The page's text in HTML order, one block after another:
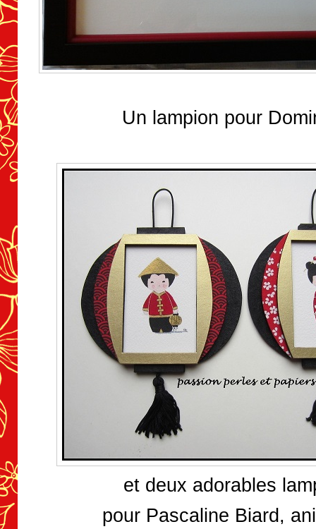
Un lampion pour
et deux adorables
pour Pascaline Biard,